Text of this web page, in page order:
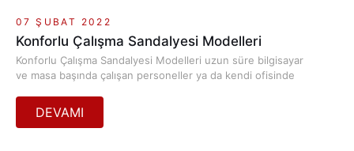
07 ŞUBAT 2022
Konforlu Çalışma Sandalyesi Modelleri
Konforlu Çalışma Sandalyesi Modelleri uzun süre bilgisayar
ve masa başında çalışan personeller ya da kendi ofisinde
ürünlerdir.